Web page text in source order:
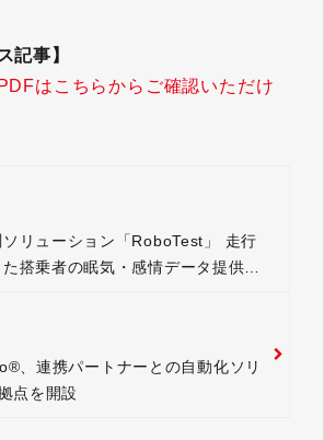
記事】
はこちらからご確認いただけ
リューション「RoboTest」 走行
搭乗者の眠気・感情データ提供開
、連携パートナーとの自動化ソリ
点を開設